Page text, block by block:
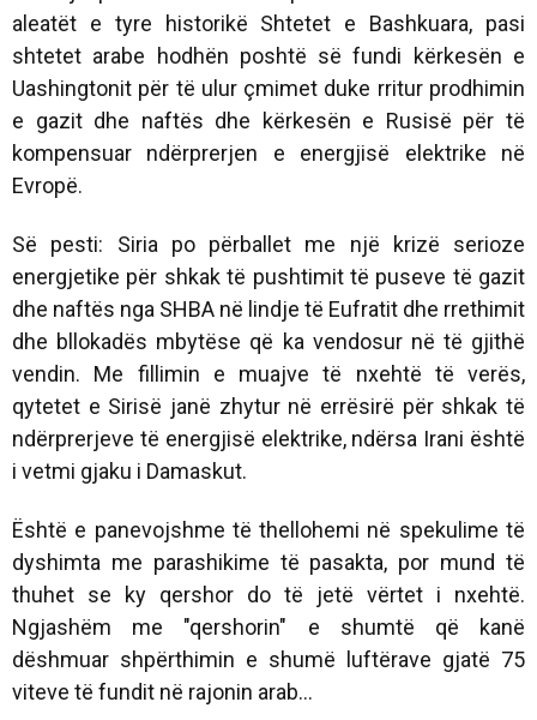
aleatët e tyre historikë Shtetet e Bashkuara, pasi
shtetet arabe hodhën poshtë së fundi kërkesën e
Uashingtonit për të ulur çmimet duke rritur prodhimin
e gazit dhe naftës dhe kërkesën e Rusisë për të
kompensuar ndërprerjen e energjisë elektrike në
Evropë.
Së pesti: Siria po përballet me një krizë serioze
energjetike për shkak të pushtimit të puseve të gazit
dhe naftës nga SHBA në lindje të Eufratit dhe rrethimit
dhe bllokadës mbytëse që ka vendosur në të gjithë
vendin. Me fillimin e muajve të nxehtë të verës,
qytetet e Sirisë janë zhytur në errësirë ​​për shkak të
ndërprerjeve të energjisë elektrike, ndërsa Irani është
i vetmi gjaku i Damaskut.
Është e panevojshme të thellohemi në spekulime të
dyshimta me parashikime të pasakta, por mund të
thuhet se ky qershor do të jetë vërtet i nxehtë.
Ngjashëm me "qershorin" e shumtë që kanë
dëshmuar shpërthimin e shumë luftërave gjatë 75
viteve të fundit në rajonin arab…